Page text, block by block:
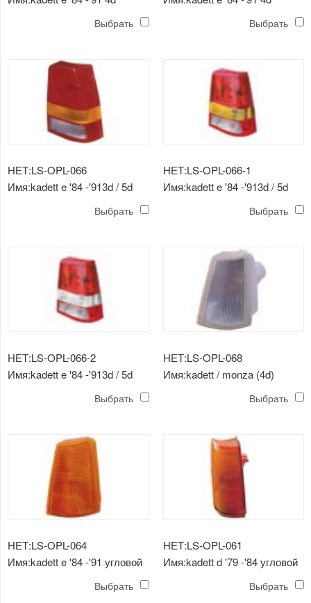
Выбрать Выбрать
НЕТ:LS-OPL-066
Имя:kadett e '84 -'913d / 5d
Выбрать
НЕТ:LS-OPL-066-1
Имя:kadett e '84 -'913d / 5d
Выбрать
НЕТ:LS-OPL-066-2
Имя:kadett e '84 -'913d / 5d
Выбрать
НЕТ:LS-OPL-068
Имя:kadett / monza (4d)
Выбрать
НЕТ:LS-OPL-064
Имя:kadett e '84 -'91 угловой
Выбрать
НЕТ:LS-OPL-061
Имя:kadett d '79 -'84 угловой
Выбрать